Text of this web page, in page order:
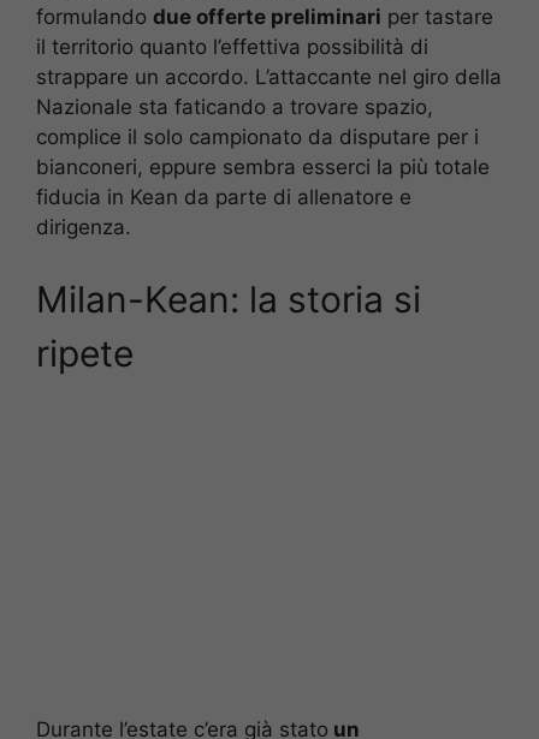
formulando due offerte preliminari per tastare
il territorio quanto l’effettiva possibilità di
strappare un accordo. L’attaccante nel giro della
Nazionale sta faticando a trovare spazio,
complice il solo campionato da disputare per i
bianconeri, eppure sembra esserci la più totale
fiducia in Kean da parte di allenatore e
dirigenza.
Milan-Kean: la storia si
ripete
Durante l’estate c’era già stato un